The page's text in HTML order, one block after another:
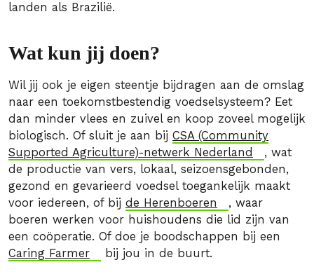
landen als Brazilië.
Wat kun jij doen?
Wil jij ook je eigen steentje bijdragen aan de omslag
naar een toekomstbestendig voedselsysteem? Eet
dan minder vlees en zuivel en koop zoveel mogelijk
biologisch. Of sluit je aan bij CSA (Community
Supported Agriculture)-netwerk Nederland
, wat
de productie van vers, lokaal, seizoensgebonden,
gezond en gevarieerd voedsel toegankelijk maakt
voor iedereen, of bij de Herenboeren
, waar
boeren werken voor huishoudens die lid zijn van
een coöperatie. Of doe je boodschappen bij een
Caring Farmer
bij jou in de buurt.